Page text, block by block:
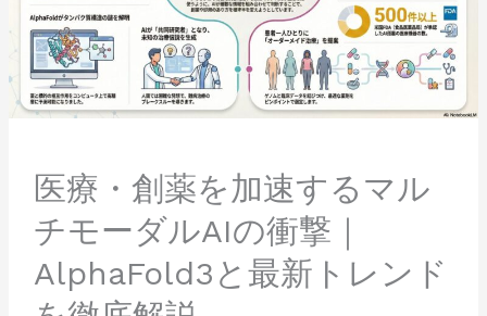
医療・創薬を加速するマル
チモーダルAIの衝撃｜
AlphaFold3と最新トレンド
速
す
る
マ
ル
ー
ダ
ル
AI
の